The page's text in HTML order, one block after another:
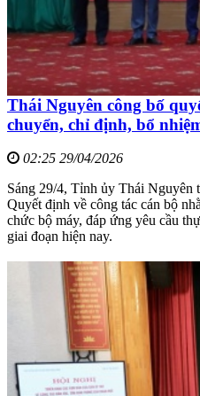
Thái Nguyên công bố
chuyển, chỉ định, bổ
02:25 29/04/2026
Sáng 29/4, Tỉnh ủy Thái Nguyên
Quyết định về công tác cán bộ
chức bộ máy, đáp ứng yêu cầu
giai đoạn hiện nay.